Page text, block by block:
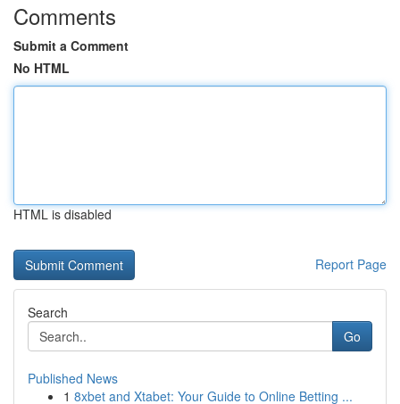
Comments
Submit a Comment
No HTML
HTML is disabled
Report Page
Search
Go
Published News
1 8xbet and Xtabet: Your Guide to Online Betting ...